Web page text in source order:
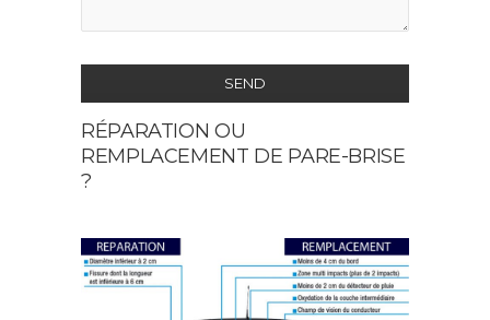
SEND
This
field
should
left
blank
RÉPARATION OU
REMPLACEMENT DE PARE-BRISE
?